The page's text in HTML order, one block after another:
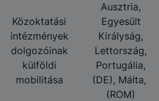
Közoktatási
intézmények
dolgozóinak
külföldi
mobilitása
Ausztria,
Egyesült
Királyság,
Lettország,
Portugália,
(DE), Málta,
(ROM)